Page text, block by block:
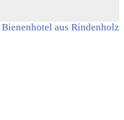
aus Rindenholz